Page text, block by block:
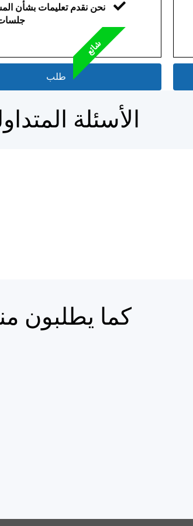
نحن نقدم تعليمات بشأن
شائع
طلب
الأسئلة
كما يطلبون